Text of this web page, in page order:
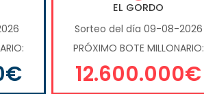
EL GORDO
Sorteo del día 09-08-2026
PRÓXIMO BOTE MILLONARIO:
12.600.000€